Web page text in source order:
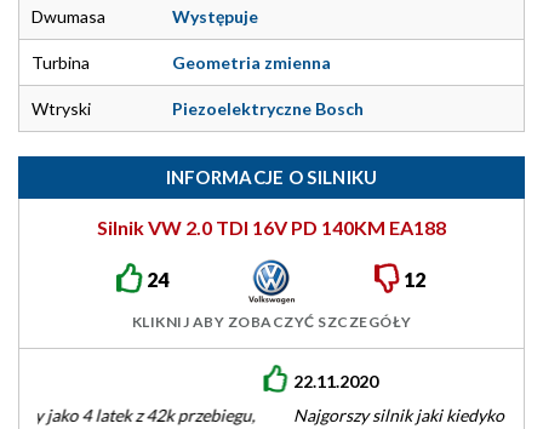
Dwumasa Występuje
Turbina Geometria zmienna
Wtryski Piezoelektryczne Bosch
INFORMACJE O SILNIKU
Silnik VW 2.0 TDI 16V PD 140KM EA188
24 12
KLIKNIJ ABY ZOBACZYĆ SZCZEGÓŁY
Najgorszy silnik jaki kiedykolwiek mialem w samochodzie.